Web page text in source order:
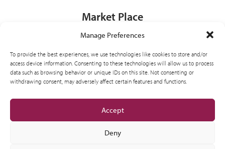
Manage Preferences
To provide the best experiences, we use technologies like cookies to store and/or
access device information. Consenting to these technologies will allow us to process
data such as browsing behavior or unique IDs on this site. Not consenting or
withdrawing consent, may adversely affect certain features and functions.
Accept
Deny
Market Place
Contacto
General